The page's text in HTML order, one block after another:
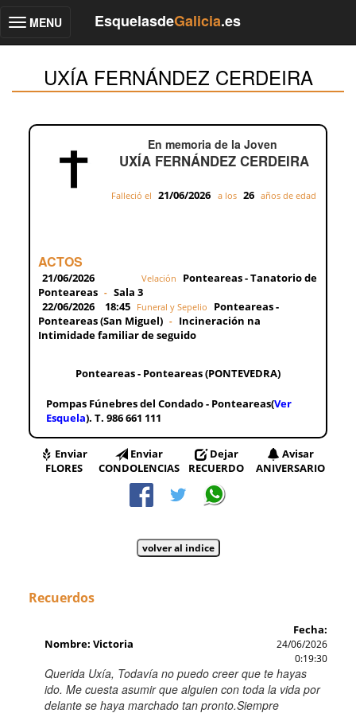
Toggle
MENU EsquelasdeGalicia.es
UXÍA FERNÁNDEZ CERDEIRA
En memoria de la Joven
UXÍA FERNÁNDEZ CERDEIRA
Falleció el 21/06/2026 a los 26 años de edad
ACTOS
21/06/2026 Velación
Ponteareas - Tanatorio de
Ponteareas - Sala 3
22/06/2026
18:45 Funeral y Sepelio
Ponteareas -
Ponteareas (San Miguel) - Incineración na
Intimidade familiar de seguido
Ponteareas - Ponteareas (PONTEVEDRA)
Pompas Fúnebres del Condado - Ponteareas(Ver
Esquela). T. 986 661 111
Enviar
FLORES
Enviar
CONDOLENCIAS
Dejar
RECUERDO
Avisar
ANIVERSARIO
Recuerdos
Nombre: Victoria
Fecha:
24/06/2026
0:19:30
Querida Uxía, Todavía no puedo creer que te hayas
ido. Me cuesta asumir que alguien con toda la vida por
delante se haya marchado tan pronto.Siempre